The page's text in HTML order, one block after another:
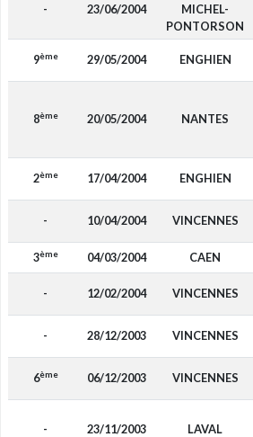
- 23/06/2004
MICHEL-
PONTORSON
9ème 29/05/2004 ENGHIEN
8ème 20/05/2004 NANTES
2ème 17/04/2004 ENGHIEN
- 10/04/2004 VINCENNES
3ème 04/03/2004 CAEN
- 12/02/2004 VINCENNES
- 28/12/2003 VINCENNES
6ème 06/12/2003 VINCENNES
- 23/11/2003 LAVAL